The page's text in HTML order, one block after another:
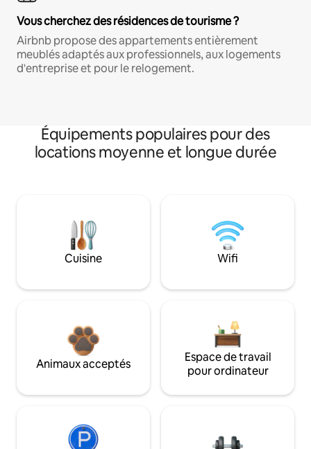
Vous cherchez des résidences de tourisme ?
Airbnb propose des appartements entièrement
meublés adaptés aux professionnels, aux logements
d'entreprise et pour le relogement.
Équipements populaires pour des
locations moyenne et longue durée
Cuisine Wifi
Animaux acceptés
Espace de travail
pour ordinateur